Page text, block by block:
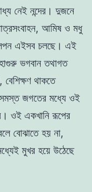
নেই নন্দের। দুজনে
আমিষ ও মধু
এইসব চলছে। এই
ভগবান তথাগত
থাকতে
সমস্ত জগতের মধ্যে ওই
ওই একখানি রূপের
বোঝাতে হয় না,
মুখর হয়ে উঠেছে